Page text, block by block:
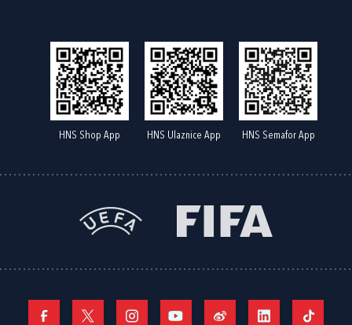
HNS Shop App HNS Ulaznice App HNS Semafor App